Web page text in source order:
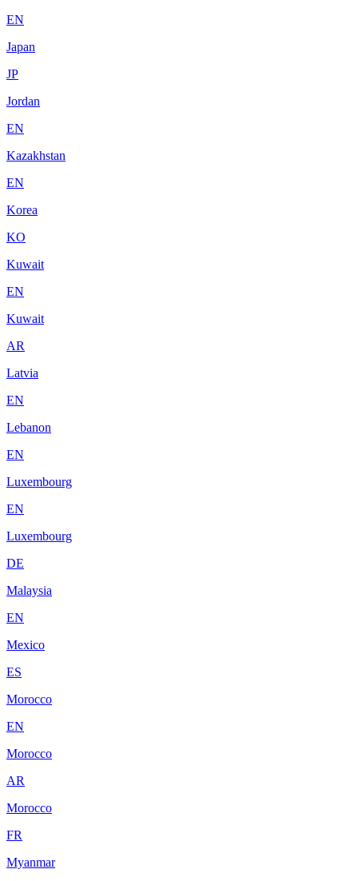
EN
Japan
JP
Jordan
EN
Kazakhstan
EN
Korea
KO
Kuwait
EN
Kuwait
AR
Latvia
EN
Lebanon
EN
Luxembourg
EN
Luxembourg
DE
Malaysia
EN
Mexico
ES
Morocco
EN
Morocco
AR
Morocco
FR
Myanmar